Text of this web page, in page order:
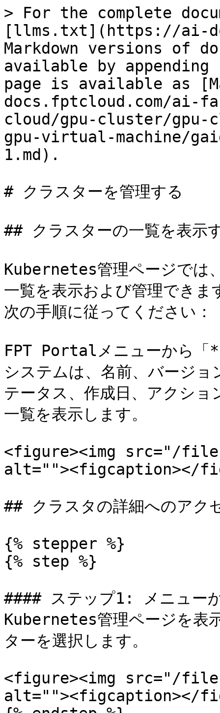
> For the complete
[llms.txt](https://ai-
Markdown versions of
available by
page is available as
docs.fptcloud.com/ai-
cloud/gpu-cluster/gpu-
gpu-virtual-machine/
1.md).
# クラスターを管理する
## クラスターの一覧を表示
Kubernetes管理ページでは
一覧を表示および管理でき
次の手順に従ってください：
FPT Portalメニューから「
システムは、名前、バージ
テータス、作成日、アクシ
一覧を表示します。
<figure><img src="/
alt=""><figcaption></
## クラスタの詳細へのアク
{% stepper %}
{% step %}
#### ステップ1: メニュー
Kubernetes管理ページを表
ターを選択します。
<figure><img src="/files/
alt=""><figcaption></